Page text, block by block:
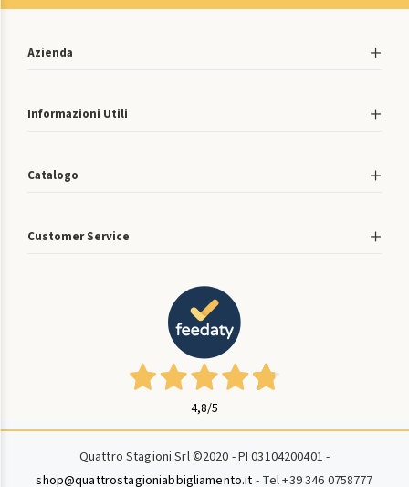
Azienda
Informazioni Utili
Catalogo
Customer Service
4,8/5
Quattro Stagioni Srl ©2020 - PI 03104200401 -
shop@quattrostagioniabbigliamento.it - Tel +39 346 0758777